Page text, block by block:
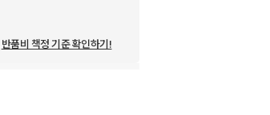
반품비 책정 기준 확인하기!